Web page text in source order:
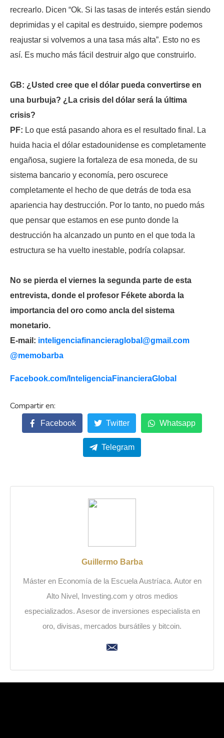
recrearlo. Dicen “Ok. Si las tasas de interés están siendo
deprimidas y el capital es destruido, siempre podemos
reajustar si volvemos a una tasa más alta”. Esto no es
así. Es mucho más fácil destruir algo que construirlo.
GB: ¿Usted cree que el dólar pueda convertirse en
una burbuja? ¿La crisis del dólar será la última
crisis?
PF: Lo que está pasando ahora es el resultado final. La
huida hacia el dólar estadounidense es completamente
engañosa, sugiere la fortaleza de esa moneda, de su
sistema bancario y economía, pero oscurece
completamente el hecho de que detrás de toda esa
apariencia hay destrucción. Por lo tanto, no puedo más
que pensar que estamos en ese punto donde la
destrucción ha alcanzado un punto en el que toda la
estructura se ha vuelto inestable, podría colapsar.
No se pierda el viernes la segunda parte de esta
entrevista, donde el profesor Fékete aborda la
importancia del oro como ancla del sistema
monetario.
E-mail: inteligenciafinancieraglobal@gmail.com
@memobarba
Facebook.com/InteligenciaFinancieraGlobal
Facebook Twitter Whatsapp
Telegram
Guillermo Barba
Máster en Economía de la Escuela Austríaca. Autor en
Alto Nivel, Investing.com y otros medios
especializados. Asesor de inversiones especialista en
oro, divisas, mercados bursátiles y bitcoin.